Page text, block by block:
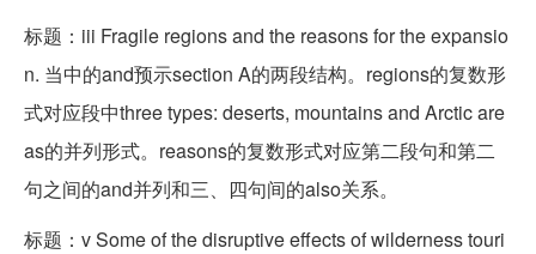
标题：iii Fragile regions and the reasons for the expansio
n. 当中的and预示section A的两段结构。regions的复数形
式对应段中three types: deserts, mountains and Arctic are
as的并列形式。reasons的复数形式对应第二段句和第二
句之间的and并列和三、四句间的also关系。
标题：v Some of the disruptive effects of wilderness touri